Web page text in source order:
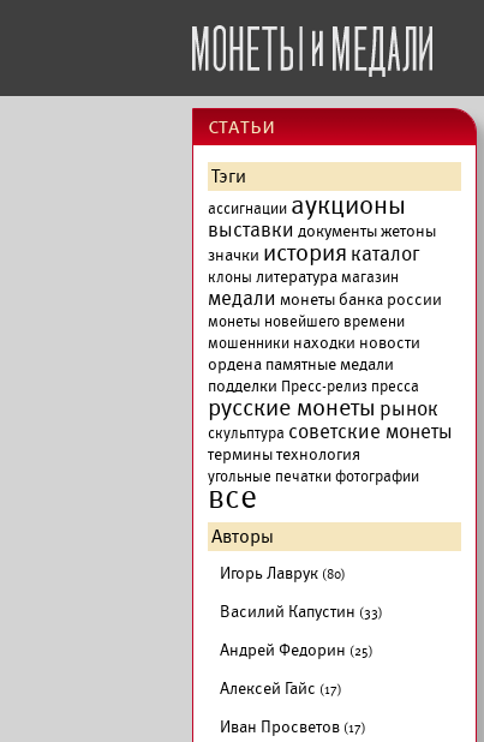
cтатьи
Тэги
ассигнации аукционы
выставки документыжетоны
значки история каталог
клоны литературамагазин
медали монеты банка россии
монеты новейшего времени
мошенники находки новости
ордена памятные медали
подделки Пресс-релиз пресса
русские монеты рынок
скульптура советские монеты
терминытехнология
угольные печаткифотографии
все
Авторы
Игорь Лаврук (80)
Василий Капустин (33)
Андрей Федорин (25)
Алексей Гайс (17)
Иван Просветов (17)